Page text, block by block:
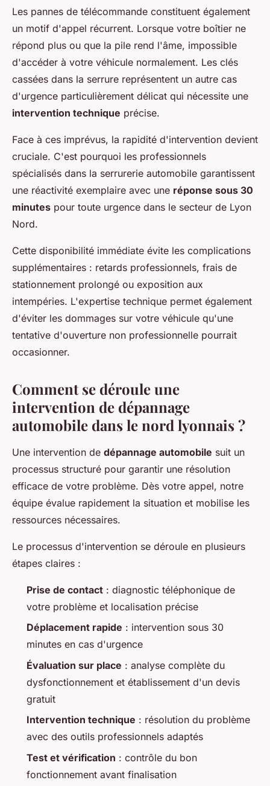
Les pannes de télécommande constituent également
un motif d'appel récurrent. Lorsque votre boîtier ne
répond plus ou que la pile rend l'âme, impossible
d'accéder à votre véhicule normalement. Les clés
cassées dans la serrure représentent un autre cas
d'urgence particulièrement délicat qui nécessite une
intervention technique précise.
Face à ces imprévus, la rapidité d'intervention devient
cruciale. C'est pourquoi les professionnels
spécialisés dans la serrurerie automobile garantissent
une réactivité exemplaire avec une réponse sous 30
minutes pour toute urgence dans le secteur de Lyon
Nord.
Cette disponibilité immédiate évite les complications
supplémentaires : retards professionnels, frais de
stationnement prolongé ou exposition aux
intempéries. L'expertise technique permet également
d'éviter les dommages sur votre véhicule qu'une
tentative d'ouverture non professionnelle pourrait
occasionner.
Comment se déroule une
intervention de dépannage
automobile dans le nord lyonnais ?
Une intervention de dépannage automobile suit un
processus structuré pour garantir une résolution
efficace de votre problème. Dès votre appel, notre
équipe évalue rapidement la situation et mobilise les
ressources nécessaires.
Le processus d'intervention se déroule en plusieurs
étapes claires :
Prise de contact : diagnostic téléphonique de
votre problème et localisation précise
Déplacement rapide : intervention sous 30
minutes en cas d'urgence
Évaluation sur place : analyse complète du
dysfonctionnement et établissement d'un devis
gratuit
Intervention technique : résolution du problème
avec des outils professionnels adaptés
Test et vérification : contrôle du bon
fonctionnement avant finalisation